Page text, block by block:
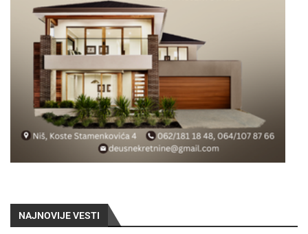
NAJNOVIJE VESTI